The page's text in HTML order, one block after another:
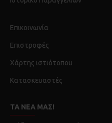
Επικοινωνία
Επιστροφές
Χάρτης ιστιότοπου
Κατασκευαστές
ΤΑ ΝΈΑ ΜΑΣ!